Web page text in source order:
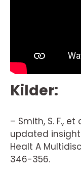
Kilder:
– Smith, S. F.,
updated
Healt A
346-356.